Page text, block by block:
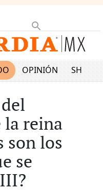
OPINIÓN SHOW
reina
son los
se